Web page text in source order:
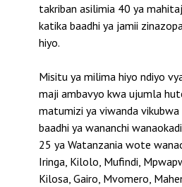
takriban asilimia 40 ya
katika baadhi ya jamii
hiyo.
Misitu ya milima hiyo ndiyo
maji ambavyo kwa ujumla
matumizi ya viwanda vikubwa
baadhi ya wananchi
25 ya Watanzania wote
Iringa, Kilolo, Mufindi,
Kilosa, Gairo, Mvomero,